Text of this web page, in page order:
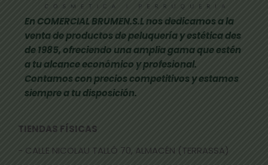
En COMERCIAL BRUMEN.S.L nos dedicamos a la
venta de productos de peluquería y estética des
de 1985, ofreciendo una amplia gama que estén
a tu alcance económico y profesional.
Contamos con precios competitivos y estamos
siempre a tu disposición.
TIENDAS FÍSICAS
- CALLE NICOLAU TALLÓ 70, ALMACÉN (TERRASSA)